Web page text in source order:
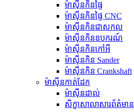
ម៉ាស៊ីនកិនផ្ទៃ
ម៉ាស៊ីនកិនផ្ទៃ CNC
ម៉ាស៊ីនកិនជាសកល
ម៉ាស៊ីនកិនឧបករណ៍
ម៉ាស៊ីនកិនកៅអី
ម៉ាស៊ីនកិន Sander
ម៉ាស៊ីនកិន Crankshaft
ម៉ាស៊ីនកាត់ដែក
ម៉ាស៊ីនដាល់
សិក្ខាសាលាសារព័ត៌មាន